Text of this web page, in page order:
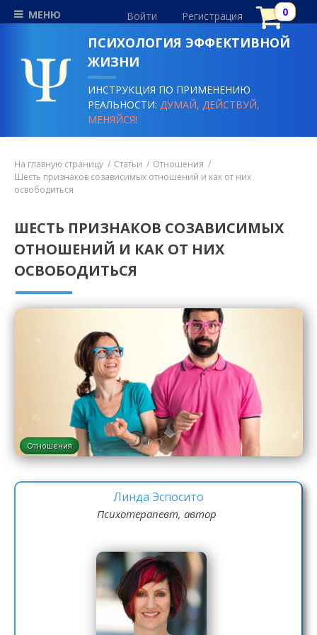
МЕНЮ Войти Регистрация
ПСИХОЛОГИЯ ЭФФЕКТИВНОЙ
ЖИЗНИ
ИНСТРУКЦИЯ ПО ПРИМЕНЕНИЮ
РЕАЛЬНОСТИ:ДУМАЙ, ДЕЙСТВУЙ,
МЕНЯЙСЯ!
На главную страницу Статьи
Отношения
Шесть признаков созависимых отношений и как от них
освободиться
ШЕСТЬ ПРИЗНАКОВ СОЗАВИСИМЫХ
ОТНОШЕНИЙ И КАК ОТ НИХ
ОСВОБОДИТЬСЯ
Отношения
Линда Эспосито
Психотерапевт, автор